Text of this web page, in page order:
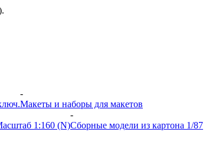
-
Макеты и наборы для макетов
1:160 (N)
-
Сборные модели из картона 1/87